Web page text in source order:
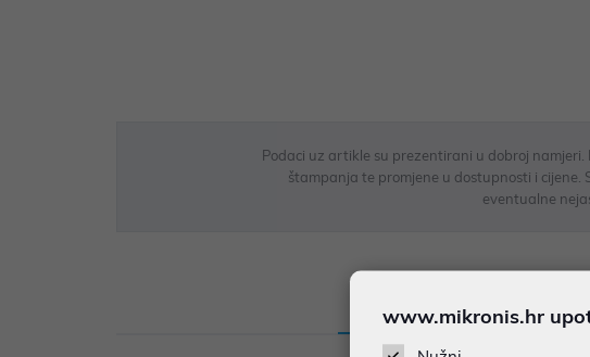
Podaci uz artikle su prezentirani u dobroj
štampanja te promjene u dostupnosti i
eventualne
Opis Specifikacija
www.mikronis.hr